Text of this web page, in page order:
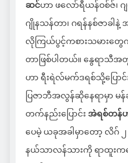
ဆင်ဟာ ဖလော်ရီယန်ဝစ်ဇ်၊ ဂ
ဂျိုနသန်တာ၊ ဂရန်နစ်ဇာခ
လိုကြယ်ပွင့်ကစားသမားတွေ
တာဖြစ်ပါတယ်။ နွေရာသီ
ဟာ ရီးရဲလ်မက်ဒရစ်သို့ပြော
ပြဇာဘီအလွန်ဆိုနေရာမှာ
တက်နည်းပြောင်း အဲရစ်တန်
ပေမဲ့ ယခုအခါမှာတော့ လိဂ် ၂ ပွဲ
နယ်သာလန်သားကို ရာထူးက